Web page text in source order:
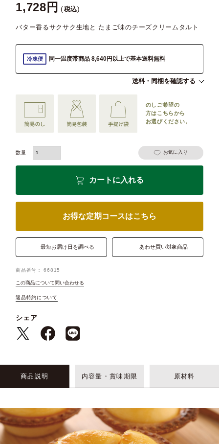
1,728 税込
バター香るサクサク生地と たまご味のチーズクリームタルト
冷凍便 同一温度帯商品 8,640円以上で基本送料無料
送料・同梱を確認する
のしご希望の
方はこちらから
お選びください。
お気に入り
カートに入れる
お得な定期コースはこちら
最短お届け日を調べる あわせ買い対象商品
商品番号 66815
この商品について問い合わせる
返品特約について
シェア
商品説明 内容量・賞味期限 原材料